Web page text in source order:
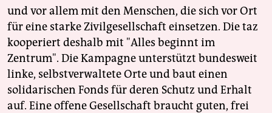
und vor allem mit den Menschen, die sich vor Ort
für eine starke Zivilgesellschaft einsetzen. Die taz
kooperiert deshalb mit "Alles beginnt im
Zentrum". Die Kampagne unterstützt bundesweit
linke, selbstverwaltete Orte und baut einen
solidarischen Fonds für deren Schutz und Erhalt
auf. Eine offene Gesellschaft braucht guten, frei